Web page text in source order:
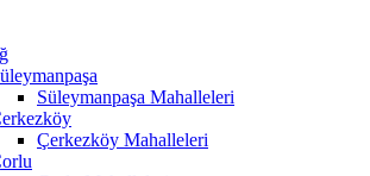
Süleymanpaşa Mahalleleri
Çerkezköy Mahalleleri